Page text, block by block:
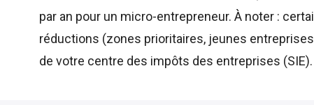
par an pour un micro-entrepreneur. À noter :
réductions (zones prioritaires, jeunes
de votre centre des impôts des entreprises (SIE).